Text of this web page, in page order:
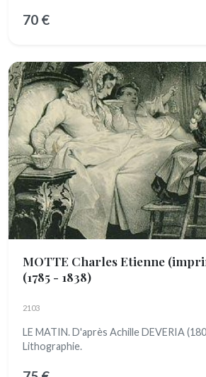
70 €
MOTTE Charles Etienne
(1785 - 1838)
2103
LE MATIN. D'après Achille DEVERIA
Lithographie.